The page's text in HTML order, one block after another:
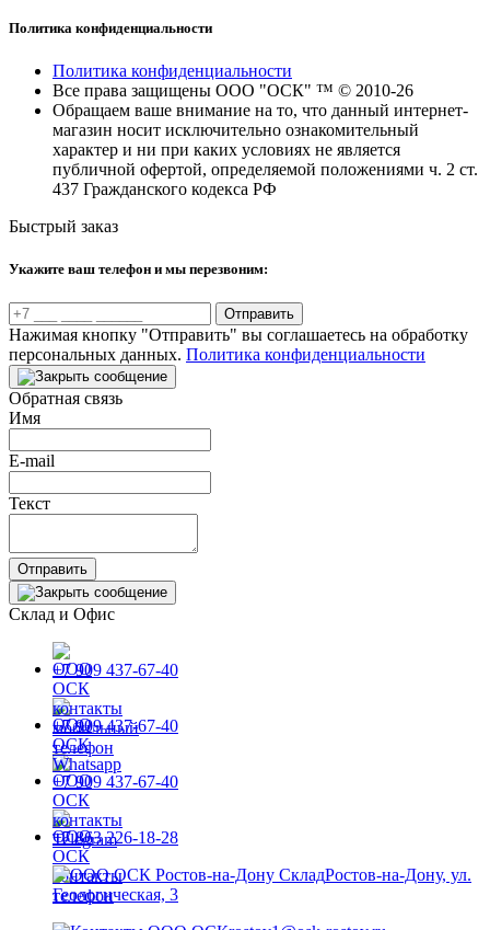
Политика конфиденциальности
Политика конфиденциальности
Все права защищены ООО "ОСК" ™ © 2010-26
Обращаем ваше внимание на то, что данный интернет-
магазин носит исключительно ознакомительный
характер и ни при каких условиях не является
публичной офертой, определяемой положениями ч. 2 ст.
437 Гражданского кодекса РФ
Быстрый заказ
Укажите ваш телефон и мы перезвоним:
Отправить
Нажимая кнопку "Отправить" вы соглашаетесь на обработку
персональных данных. Политика конфиденциальности
Обратная связь
Имя
E-mail
Текст
Отправить
Склад и Офис
+7 909 437-67-40
+7 909 437-67-40
+7 909 437-67-40
+7 863 226-18-28
Ростов-на-Дону, ул.
Геологическая, 3